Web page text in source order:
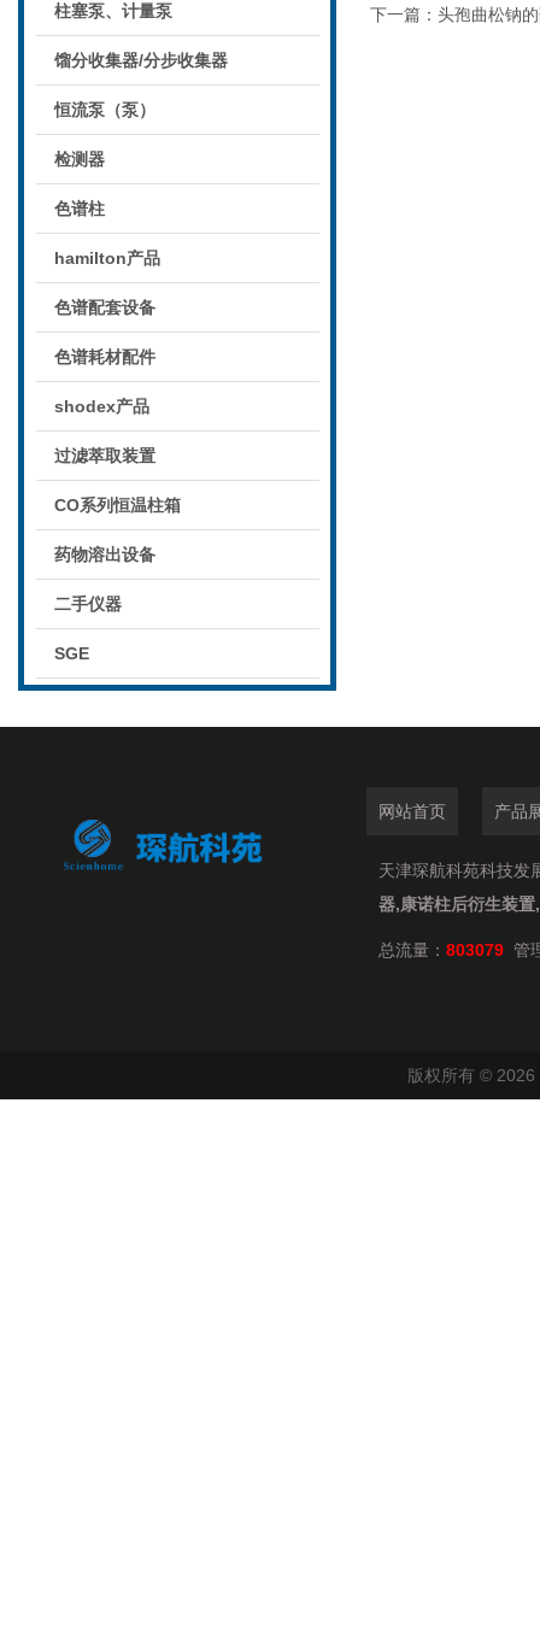
柱塞泵、计量泵
馏分收集器/分步收集器
恒流泵（泵）
检测器
色谱柱
hamilton产品
色谱配套设备
色谱耗材配件
shodex产品
过滤萃取装置
CO系列恒温柱箱
药物溶出设备
二手仪器
SGE
下一篇： 头孢曲松钠
网站首页 产品
天津琛航科苑科技发
器,康诺柱后衍生装
总流量： 803079 管
版权所有 ©